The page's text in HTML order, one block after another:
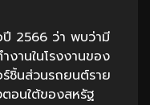
ปี 2566 ว่า พบว่ามี
านในโรงงานของ
ร์ชิ้นส่วนรถยนต์ราย
อนใต้ของสหรัฐ